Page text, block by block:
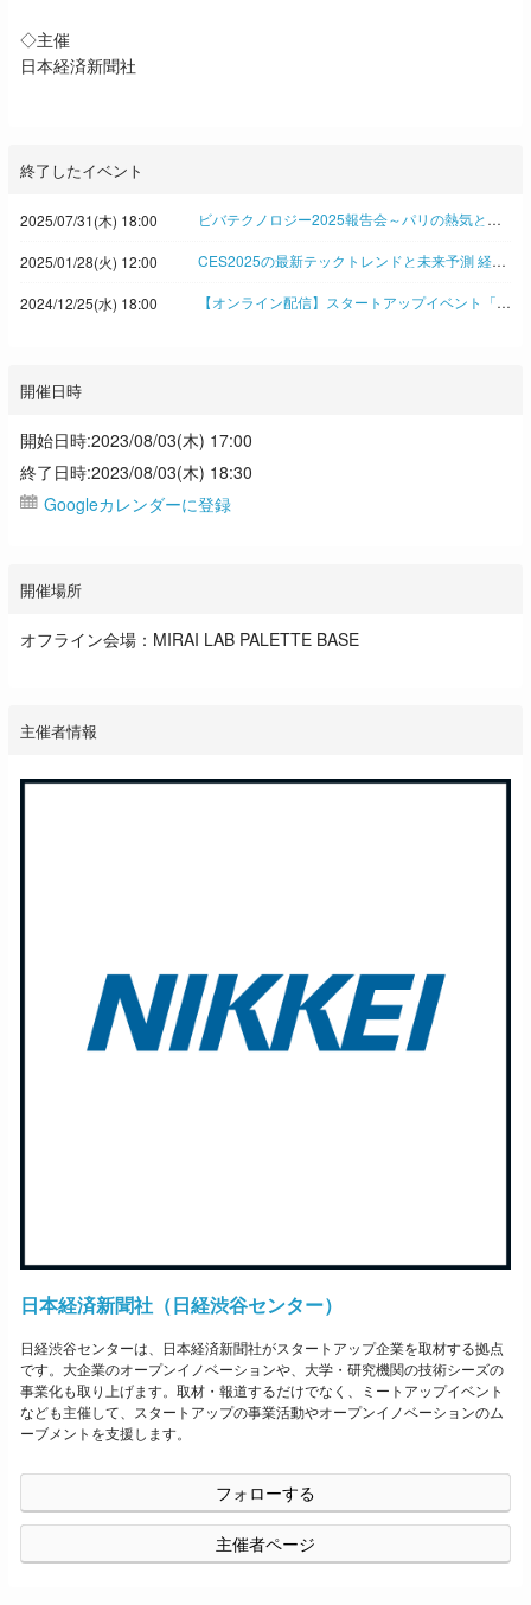
◇主催
日本経済新聞社
終了したイベント
2025/07/31(木) 18:00 ビバテクノロジー2025報告会～パリの熱気と学びを東京で 日経イノベーション・ミートアップ
2025/01/28(火) 12:00 CES2025の最新テックトレンドと未来予測 経験豊富な企業内イノベーターとジャーナリストが徹底解説！◆日経イノベーション・ミートアップ
2024/12/25(水) 18:00 【オンライン配信】スタートアップイベント「SLUSH2024」報告会 ヘルシンキでみたイノベーションの新潮流 Takeoff Tokyo アンティ・ソンニネン氏、新潟ベンチャー協会 渋谷修太氏ら登壇 ◇日経イノベーション・ミートアップ
開催日時
開始日時:2023/08/03(木) 17:00
終了日時:2023/08/03(木) 18:30
Googleカレンダーに登録
開催場所
オフライン会場：MIRAI LAB PALETTE BASE
主催者情報
日本経済新聞社（日経渋谷センター）
日経渋谷センターは、日本経済新聞社がスタートアップ企業を取材する拠点
です。大企業のオープンイノベーションや、大学・研究機関の技術シーズの
事業化も取り上げます。取材・報道するだけでなく、ミートアップイベント
なども主催して、スタートアップの事業活動やオープンイノベーションのム
ーブメントを支援します。
フォローする
主催者ページ